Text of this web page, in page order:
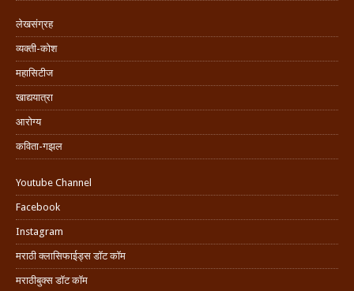
लेखसंग्रह
व्यक्ती-कोश
महासिटीज
खाद्ययात्रा
आरोग्य
कविता-गझल
Youtube Channel
Facebook
Instagram
मराठी क्लासिफाईड्स डॉट कॉम
मराठीबुक्स डॉट कॉम